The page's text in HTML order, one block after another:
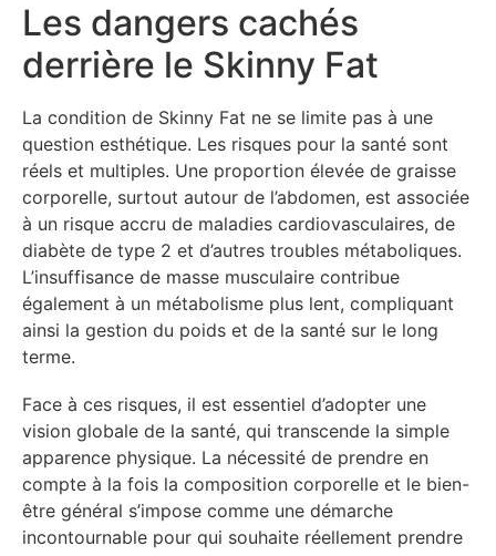
Les dangers cachés
derrière le Skinny Fat
La condition de Skinny Fat ne se limite pas à une
question esthétique. Les risques pour la santé sont
réels et multiples. Une proportion élevée de graisse
corporelle, surtout autour de l’abdomen, est associée
à un risque accru de maladies cardiovasculaires, de
diabète de type 2 et d’autres troubles métaboliques.
L’insuffisance de masse musculaire contribue
également à un métabolisme plus lent, compliquant
ainsi la gestion du poids et de la santé sur le long
terme.
Face à ces risques, il est essentiel d’adopter une
vision globale de la santé, qui transcende la simple
apparence physique. La nécessité de prendre en
compte à la fois la composition corporelle et le bien-
être général s’impose comme une démarche
incontournable pour qui souhaite réellement prendre